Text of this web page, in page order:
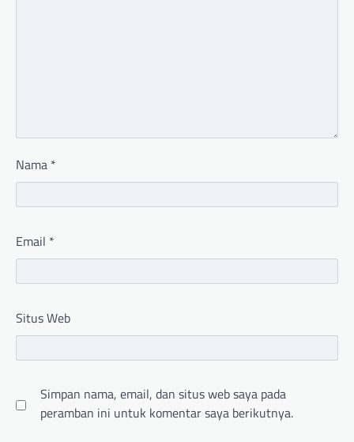
Nama *
Email *
Situs Web
Simpan nama, email, dan situs web saya pada
peramban ini untuk komentar saya berikutnya.